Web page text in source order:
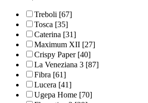
Treboli [67]
Tosca [35]
Caterina [31]
Maximum XII [27]
Crispy Paper [40]
La Veneziana 3 [87]
Fibra [61]
Lucera [41]
Ugepa Home [70]